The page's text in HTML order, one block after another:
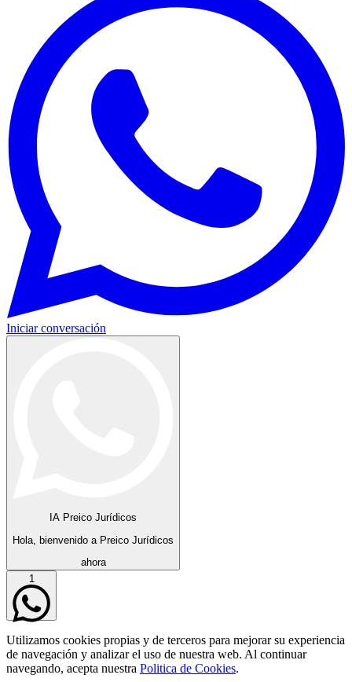
Iniciar conversación
IA Preico Jurídicos
Hola, bienvenido a Preico Jurídicos
ahora
1
Utilizamos cookies propias y de terceros para mejorar su experiencia
de navegación y analizar el uso de nuestra web. Al continuar
navegando, acepta nuestra Politica de Cookies.